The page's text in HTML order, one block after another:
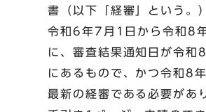
書（以下「経審」という。
令和6年7月1日から令和8
に、審査結果通知日が令
にあるもので、かつ令和8
最新の経審である必要があ